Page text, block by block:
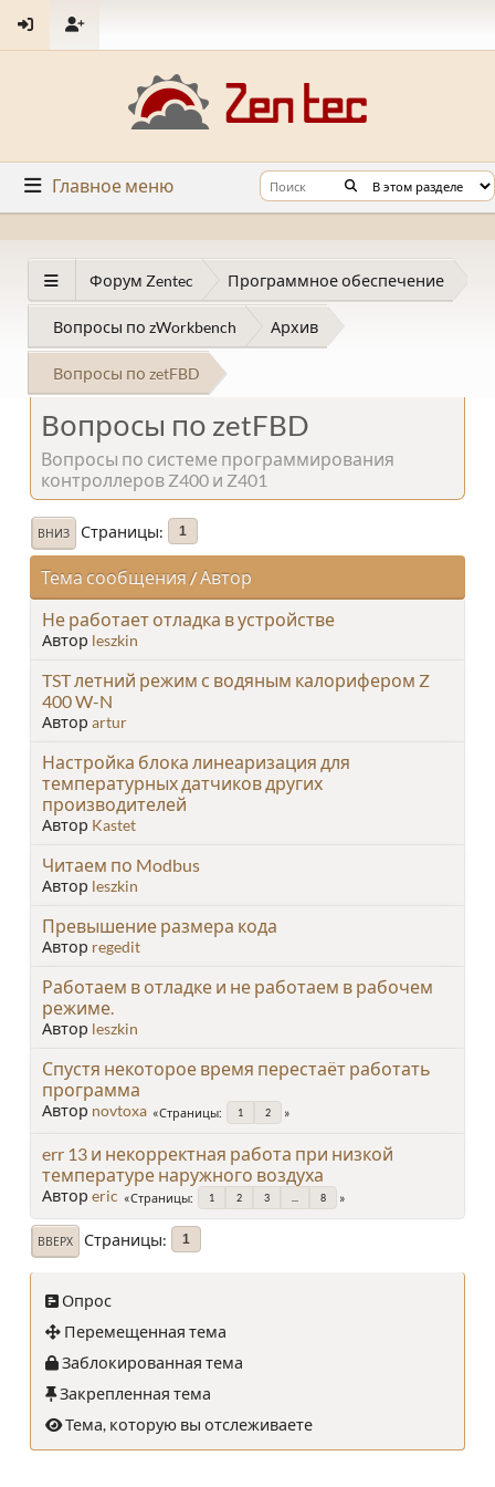
Главное меню
Форум Zentec Программное обеспечение
Вопросы по zWorkbench Архив
Вопросы по zetFBD
Вопросы по zetFBD
Вопросы по системе программирования
контроллеров Z400 и Z401
ВНИЗ Страницы 1
Тема сообщения / Автор
Не работает отладка в устройстве
Автор leszkin
TST летний режим с водяным калорифером Z
400 W-N
Автор artur
Настройка блока линеаризация для
температурных датчиков других
производителей
Автор Kastet
Читаем по Modbus
Автор leszkin
Превышение размера кода
Автор regedit
Работаем в отладке и не работаем в рабочем
режиме.
Автор leszkin
Спустя некоторое время перестаёт работать
программа
Автор novtoxa Страницы 1 2
err 13 и некорректная работа при низкой
температуре наружного воздуха
Автор eric Страницы 1 2 3 8
ВВЕРХ Страницы 1
Опрос
Перемещенная тема
Заблокированная тема
Закрепленная тема
Тема, которую вы отслеживаете